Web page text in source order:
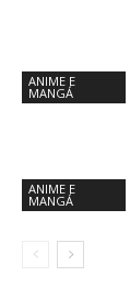
ANIME E
MANGÁ
ANIME E
MANGÁ